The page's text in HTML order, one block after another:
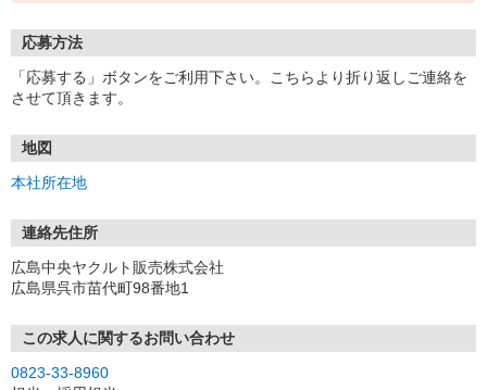
応募方法
「応募する」ボタンをご利用下さい。こちらより折り返しご連絡を
させて頂きます。
地図
本社所在地
連絡先住所
広島中央ヤクルト販売株式会社
広島県呉市苗代町98番地1
この求人に関するお問い合わせ
0823-33-8960